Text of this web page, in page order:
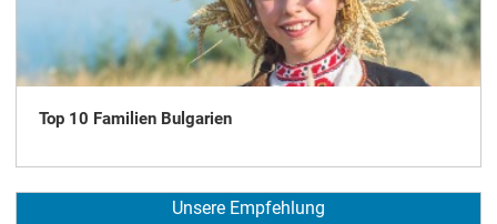
Top 10 Familien Bulgarien
Unsere Empfehlung